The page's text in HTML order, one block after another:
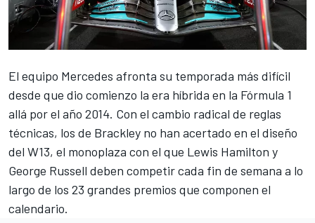
El equipo Mercedes afronta su temporada más difícil
desde que dio comienzo la era híbrida en la Fórmula 1
allá por el año 2014. Con el cambio radical de reglas
técnicas, los de Brackley no han acertado en el diseño
del W13, el monoplaza con el que Lewis Hamilton y
George Russell deben competir cada fin de semana a lo
largo de los 23 grandes premios que componen el
calendario.